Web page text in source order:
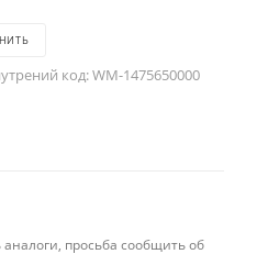
код:WM-1475650000
просьба сообщить об